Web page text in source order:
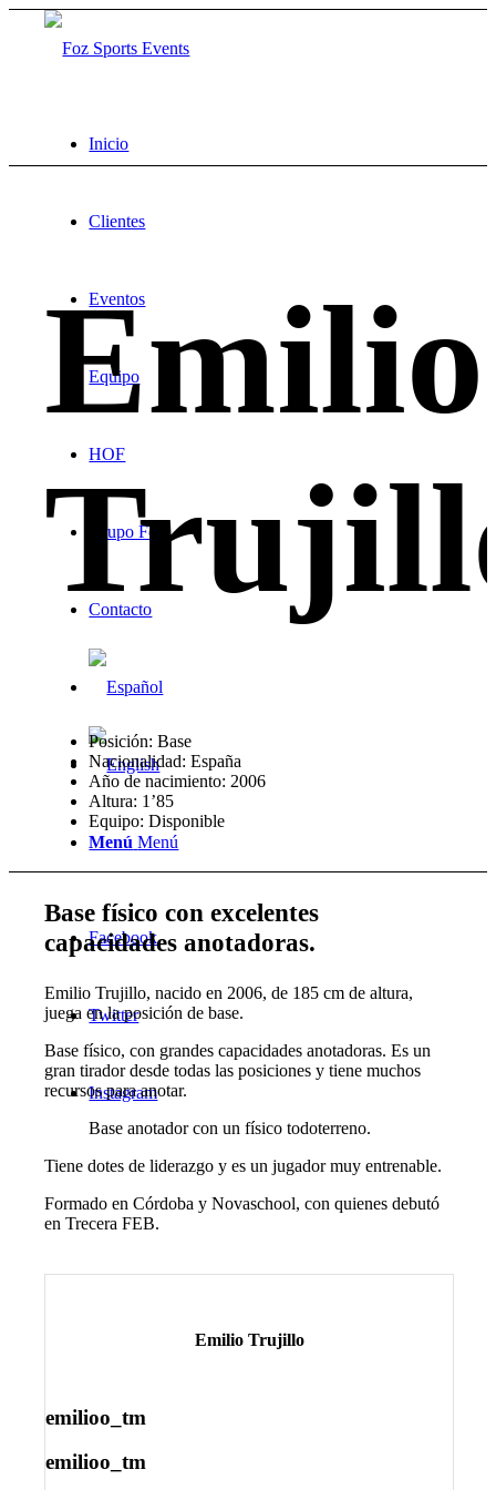
Inicio
Clientes
Eventos
Equipo
HOF
Grupo Foz
Contacto
Menú Menú
Facebook
Twitter
Instagram
Emilio
Posición: Base
Nacionalidad: España
Año de nacimiento: 2006
Altura: 1’85
Equipo: Disponible
Base físico con excelentes
capacidades anotadoras.
Emilio Trujillo, nacido en 2006, de 185 cm de altura,
juega en la posición de base.
Base físico, con grandes capacidades anotadoras. Es un
gran tirador desde todas las posiciones y tiene muchos
recursos para anotar.
Base anotador con un físico todoterreno.
Tiene dotes de liderazgo y es un jugador muy entrenable.
Formado en Córdoba y Novaschool, con quienes debutó
en Trecera FEB.
Emilio Trujillo
emilioo_tm
emilioo_tm